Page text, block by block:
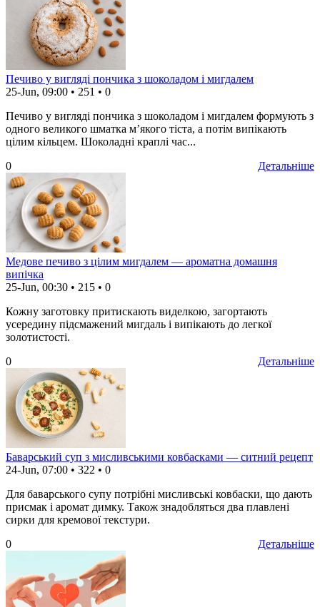
Печиво у вигляді пончика з шоколадом і мигдалем
25-Jun, 09:00 • 251 • 0
Печиво у вигляді пончика з шоколадом і мигдалем формують з
одного великого шматка м’якого тіста, а потім випікають
цілим кільцем. Шоколадні краплі час...
Детальніше
0
Медове печиво з цілим мигдалем — ароматна домашня
випічка
25-Jun, 00:30 • 215 • 0
Кожну заготовку притискають виделкою, загортають
усередину підсмажений мигдаль і випікають до легкої
золотистості.
Детальніше
0
Баварський суп з мисливськими ковбасками — ситний рецепт
24-Jun, 07:00 • 322 • 0
Для баварського супу потрібні мисливські ковбаски, що дають
присмак і аромат димку. Також знадобляться два плавлені
сирки для кремової текстури.
Детальніше
0